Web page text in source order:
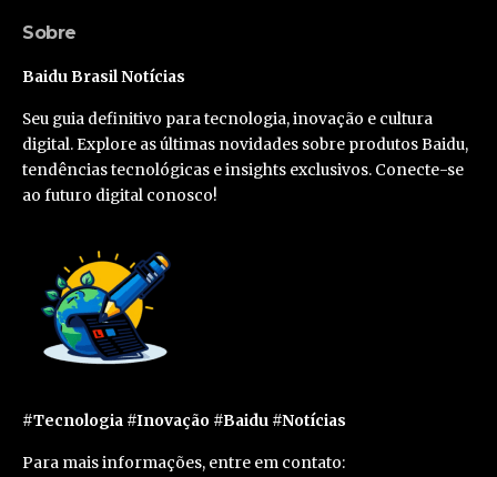
Sobre
Baidu Brasil Notícias
Seu guia definitivo para tecnologia, inovação e cultura
digital. Explore as últimas novidades sobre produtos Baidu,
tendências tecnológicas e insights exclusivos. Conecte-se
ao futuro digital conosco!
#Tecnologia #Inovação #Baidu #Notícias
Para mais informações, entre em contato: